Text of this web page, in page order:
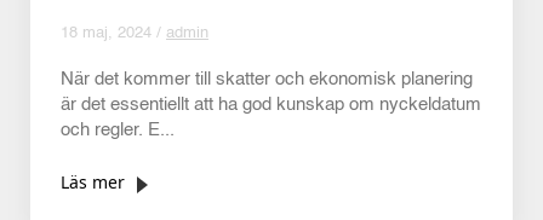
18 maj, 2024 / admin
När det kommer till skatter och ekonomisk planering
är det essentiellt att ha god kunskap om nyckeldatum
och regler. E...
Läs mer